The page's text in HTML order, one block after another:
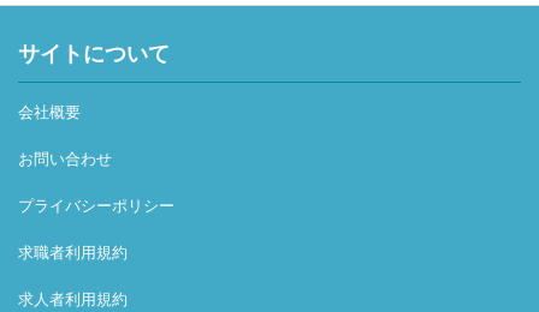
サイトについて
会社概要
お問い合わせ
プライバシーポリシー
求職者利用規約
求人者利用規約